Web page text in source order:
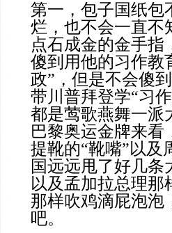
第一，包子国纸包
烂，也不会一直不
点石成金的金手指
傻到用他的习作教
政”，但是不会傻
带川普拜登学“习
都是莺歌燕舞一派
巴黎奥运金牌来看
提靴的“靴嘴”以及
国远远甩了好几条
以及孟加拉总理
那样吹鸡滴屁泡泡
吧。